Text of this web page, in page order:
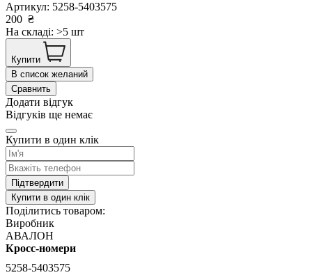
Артикул: 5258-5403575
200 ₴
На складі: >5 шт
Купити
В список желаний
Сравнить
Додати відгук
Відгуків ще немає
Купити в один клік
Підтвердити
Купити в один клік
Поділитись товаром:
Виробник
АВАЛОН
Кросс-номери
5258-5403575